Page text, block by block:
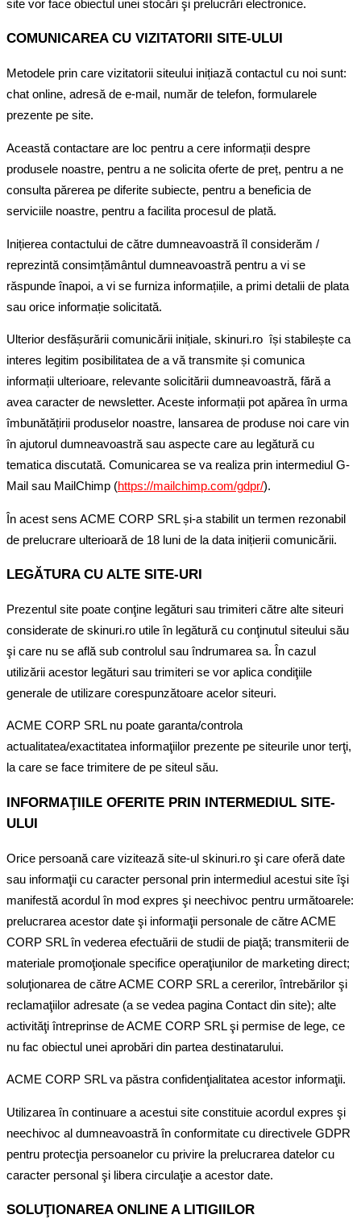
site vor face obiectul unei stocări şi prelucrări electronice.
COMUNICAREA CU VIZITATORII SITE-ULUI
Metodele prin care vizitatorii siteului inițiază contactul cu noi sunt:
chat online, adresă de e-mail, număr de telefon, formularele
prezente pe site.
Această contactare are loc pentru a cere informații despre
produsele noastre, pentru a ne solicita oferte de preț, pentru a ne
consulta părerea pe diferite subiecte, pentru a beneficia de
serviciile noastre, pentru a facilita procesul de plată.
Inițierea contactului de către dumneavoastră îl considerăm /
reprezintă consimțământul dumneavoastră pentru a vi se
răspunde înapoi, a vi se furniza informațiile, a primi detalii de plata
sau orice informație solicitată.
Ulterior desfășurării comunicării inițiale, skinuri.ro își stabilește ca
interes legitim posibilitatea de a vă transmite și comunica
informații ulterioare, relevante solicitării dumneavoastră, fără a
avea caracter de newsletter. Aceste informații pot apărea în urma
îmbunătățirii produselor noastre, lansarea de produse noi care vin
în ajutorul dumneavoastră sau aspecte care au legătură cu
tematica discutată. Comunicarea se va realiza prin intermediul G-
Mail sau MailChimp (https://mailchimp.com/gdpr/).
În acest sens ACME CORP SRL și-a stabilit un termen rezonabil
de prelucrare ulterioară de 18 luni de la data inițierii comunicării.
LEGĂTURA CU ALTE SITE-URI
Prezentul site poate conţine legături sau trimiteri către alte siteuri
considerate de skinuri.ro utile în legătură cu conţinutul siteului său
şi care nu se află sub controlul sau îndrumarea sa. În cazul
utilizării acestor legături sau trimiteri se vor aplica condiţiile
generale de utilizare corespunzătoare acelor siteuri.
ACME CORP SRL nu poate garanta/controla
actualitatea/exactitatea informaţiilor prezente pe siteurile unor terţi,
la care se face trimitere de pe siteul său.
INFORMAŢIILE OFERITE PRIN INTERMEDIUL SITE-
ULUI
Orice persoană care vizitează site-ul skinuri.ro şi care oferă date
sau informaţii cu caracter personal prin intermediul acestui site îşi
manifestă acordul în mod expres şi neechivoc pentru următoarele:
prelucrarea acestor date şi informaţii personale de către ACME
CORP SRL în vederea efectuării de studii de piaţă; transmiterii de
materiale promoţionale specifice operaţiunilor de marketing direct;
soluţionarea de către ACME CORP SRL a cererilor, întrebărilor şi
reclamaţiilor adresate (a se vedea pagina Contact din site); alte
activităţi întreprinse de ACME CORP SRL şi permise de lege, ce
nu fac obiectul unei aprobări din partea destinatarului.
ACME CORP SRL va păstra confidenţialitatea acestor informaţii.
Utilizarea în continuare a acestui site constituie acordul expres şi
neechivoc al dumneavoastră în conformitate cu directivele GDPR
pentru protecţia persoanelor cu privire la prelucrarea datelor cu
caracter personal şi libera circulaţie a acestor date.
SOLUŢIONAREA ONLINE A LITIGIILOR